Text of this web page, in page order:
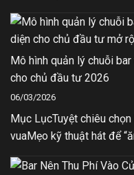
Mô hình quản lý chuỗi
cho chủ đầu tư 2026
06/03/2026
Mục LụcTuyệt chiêu
vuaMẹo kỹ thuật hát để